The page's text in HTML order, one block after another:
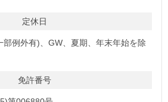
定休日
例外有)、GW、夏期、年末年始を除
免許番号